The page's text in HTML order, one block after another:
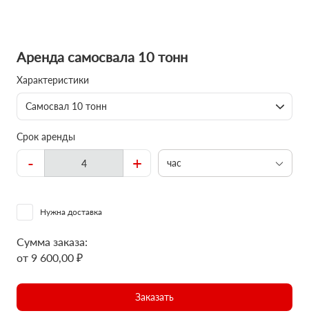
Аренда самосвала 10 тонн
Характеристики
Самосвал 10 тонн
Срок аренды
- + час
Нужна доставка
Сумма заказа:
от 9 600,00 ₽
Заказать